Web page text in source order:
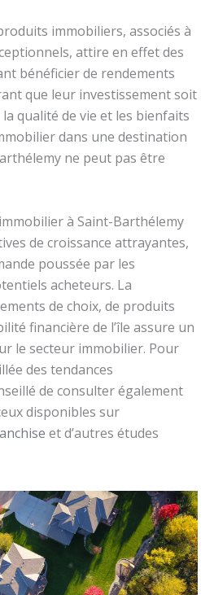
immobiliers, associés à
attire en effet des
bénéficier de rendements
que leur investissement soit
qualité de vie et les bienfaits
dans une destination
ne peut pas être
à Saint-Barthélemy
de croissance attrayantes,
poussée par les
acheteurs. La
de choix, de produits
financière de l’île assure un
le secteur immobilier. Pour
des tendances
de consulter également
disponibles sur
et d’autres études